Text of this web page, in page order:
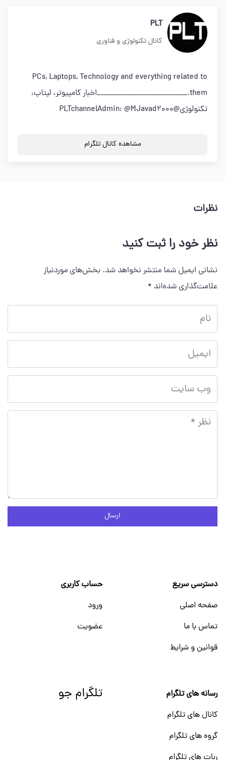
PLT
کانال تکنولوژی و فناوری
PCs, Laptops, Technology and everything related to
them.______________________________اخبار کامپیوتر، لپتاپ،
تکنولوژی@PLTchannelAdmin: @MJavad2000
مشاهده کانال تلگرام
نظرات
نظر خود را ثبت کنید
نشانی ایمیل شما منتشر نخواهد شد. بخش‌های موردنیاز
علامت‌گذاری شده‌اند *
ارسال
دسترسی سریع
صفحه اصلی
تماس با ما
قوانین و شرایط
حساب کاربری
ورود
عضویت
رسانه های تلگرام
کانال های تلگرام
گروه های تلگرام
ربات های تلگرام
تلگرام جو